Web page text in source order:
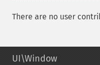
There are no user
UI\Window